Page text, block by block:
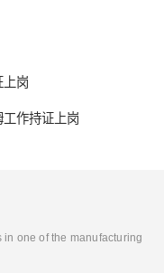
上岗
作持证上岗
one of the manufacturing